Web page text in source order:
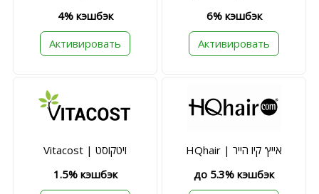
4% кэшбэк
Активировать
6% кэшбэк
Активировать
Vitacost | ויטקוסט
1.5% кэшбэк
HQhair | אייץ' קיו הייר
до 5.3% кэшбэк